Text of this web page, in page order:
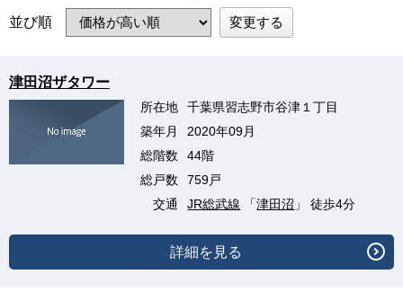
並び順 変更する
津田沼ザタワー
所在地
千葉県習志野市谷津１丁目
築年月
2020年09月
総階数
44階
総戸数
759戸
交通
JR総武線 「津田沼 」 徒歩4分
詳細を見る